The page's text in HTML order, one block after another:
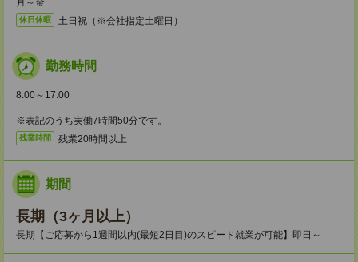
月～金
休日休暇 土日祝（※会社指定土曜日）
勤務時間
8:00～17:00
※表記のうち実働7時間50分です。
残業時間 残業20時間以上
期間
長期（3ヶ月以上）
長期【ご応募から1週間以内(最短2日目)のスピード就業が可能】即日～